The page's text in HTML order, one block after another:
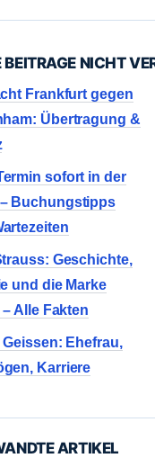
BEITRAGE NICHT
Frankfurt gegen
Übertragung &
sofort in der
– Buchungstipps
Geschichte,
und die Marke
– Alle Fakten
Geissen: Ehefrau,
Karriere
ARTIKEL